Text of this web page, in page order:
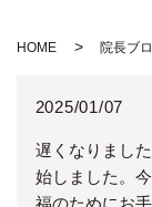
HOME 院長ブ
2025/01/07
遅くなりまし
始しました。
福のためにお